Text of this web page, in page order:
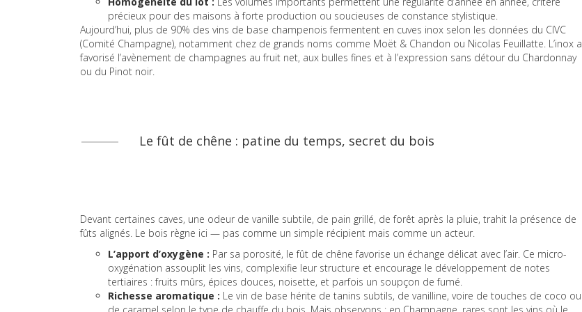
précieux pour des maisons à forte production ou soucieuses de constance stylistique.
Aujourd’hui, plus de 90% des vins de base champenois fermentent en cuves inox selon les données du CIVC
(Comité Champagne), notamment chez de grands noms comme Moët & Chandon ou Nicolas Feuillatte. L’inox a
favorisé l’avènement de champagnes au fruit net, aux bulles fines et à l’expression sans détour du Chardonnay
ou du Pinot noir.
Le fût de chêne : patine du temps, secret du bois
Devant certaines caves, une odeur de vanille subtile, de pain grillé, de forêt après la pluie, trahit la présence de
fûts alignés. Le bois règne ici — pas comme un simple récipient mais comme un acteur.
L’apport d’oxygène : Par sa porosité, le fût de chêne favorise un échange délicat avec l’air. Ce micro-
oxygénation assouplit les vins, complexifie leur structure et encourage le développement de notes
tertiaires : fruits mûrs, épices douces, noisette, et parfois un soupçon de fumé.
Richesse aromatique : Le vin de base hérite de tanins subtils, de vanilline, voire de touches de coco ou